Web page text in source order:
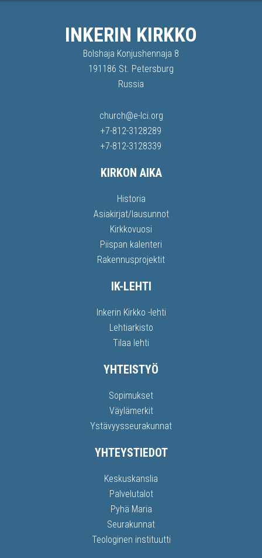
INKERIN KIRKKO
Bolshaja Konjushennaja 8
191186 St. Petersburg
Russia
church@e-lci.org
+7-812-3128289
+7-812-3128339
KIRKON AIKA
Historia
Asiakirjat/lausunnot
Kirkkovuosi
Piispan kalenteri
Rakennusprojektit
IK-LEHTI
Inkerin Kirkko -lehti
Lehtiarkisto
Tilaa lehti
YHTEISTYÖ
Sopimukset
Väylämerkit
Ystävyysseurakunnat
YHTEYSTIEDOT
Keskuskanslia
Palvelutalot
Pyhä Maria
Seurakunnat
Teologinen instituutti